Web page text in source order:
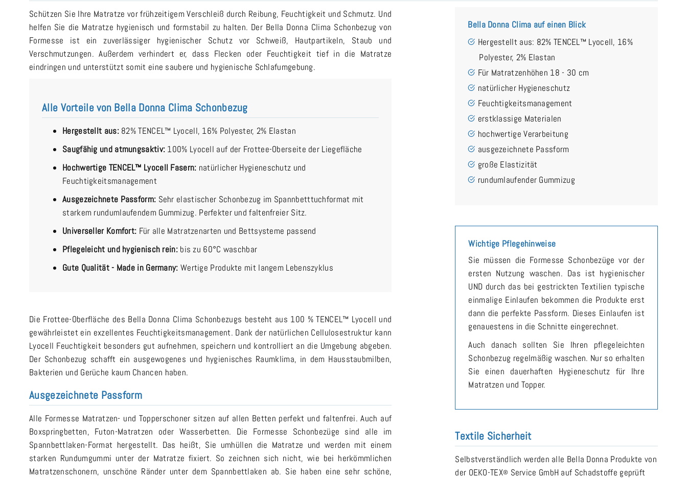
Schützen Sie Ihre Matratze vor frühzeitigem Verschleiß durch Reibung, Feuchtigkeit und Schmutz. Und
helfen Sie die Matratze hygienisch und formstabil zu halten. Der Bella Donna Clima Schonbezug von
Formesse ist ein zuverlässiger hygienischer Schutz vor Schweiß, Hautpartikeln, Staub und
Verschmutzungen. Außerdem verhindert er, dass Flecken oder Feuchtigkeit tief in die Matratze
eindringen und unterstützt somit eine saubere und hygienische Schlafumgebung.
Alle Vorteile von Bella Donna Clima Schonbezug
Hergestellt aus:82% TENCEL™ Lyocell, 16% Polyester, 2% Elastan
Saugfähig und atmungsaktiv: 100% Lyocell auf der Frottee-Oberseite der Liegefläche
Hochwertige TENCEL™ Lyocell Fasern: natürlicher Hygieneschutz und
Feuchtigkeitsmanagement
Ausgezeichnete Passform: Sehr elastischer Schonbezug im Spannbetttuchformat mit
starkem rundumlaufendem Gummizug. Perfekter und faltenfreier Sitz.
Universeller Komfort: Für alle Matratzenarten und Bettsysteme passend
Pflegeleicht und hygienisch rein:bis zu 60°C waschbar
Gute Qualität - Made in Germany: Wertige Produkte mit langem Lebenszyklus
Die Frottee-Oberfläche des Bella Donna Clima Schonbezugs besteht aus 100 % TENCEL™ Lyocell und
gewährleistet ein exzellentes Feuchtigkeitsmanagement. Dank der natürlichen Cellulosestruktur kann
Lyocell Feuchtigkeit besonders gut aufnehmen, speichern und kontrolliert an die Umgebung abgeben.
Der Schonbezug schafft ein ausgewogenes und hygienisches Raumklima, in dem Hausstaubmilben,
Bakterien und Gerüche kaum Chancen haben.
Ausgezeichnete Passform
Alle Formesse Matratzen- und Topperschoner sitzen auf allen Betten perfekt und faltenfrei. Auch auf
Boxspringbetten, Futon-Matratzen oder Wasserbetten. Die Formesse Schonbezüge sind alle im
Spannbettlaken-Format hergestellt. Das heißt, Sie umhüllen die Matratze und werden mit einem
starken Rundumgummi unter der Matratze fixiert. So zeichnen sich nicht, wie bei herkömmlichen
Matratzenschonern, unschöne Ränder unter dem Spannbettlaken ab. Sie haben eine sehr schöne,
Bella Donna Clima auf einen Blick
Hergestellt aus: 82% TENCEL™ Lyocell, 16%
Polyester, 2% Elastan
Für Matratzenhöhen 18 - 30 cm
natürlicher Hygieneschutz
Feuchtigkeitsmanagement
erstklassige Materialen
hochwertige Verarbeitung
ausgezeichnete Passform
große Elastizität
rundumlaufender Gummizug
Wichtige Pflegehinweise
Sie müssen die Formesse Schonbezüge vor der
ersten Nutzung waschen. Das ist hygienischer
UND durch das bei gestrickten Textilien typische
einmalige Einlaufen bekommen die Produkte erst
dann die perfekte Passform. Dieses Einlaufen ist
genauestens in die Schnitte eingerechnet.
Auch danach sollten Sie Ihren pflegeleichten
Schonbezug regelmäßig waschen. Nur so erhalten
Sie einen dauerhaften Hygieneschutz für Ihre
Matratzen und Topper.
Textile Sicherheit
Selbstverständlich werden alle Bella Donna Produkte von
der OEKO-TEX® Service GmbH auf Schadstoffe geprüft